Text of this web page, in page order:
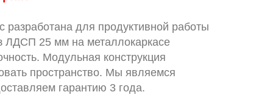
разработана для продуктивной работы
ЛДСП 25 мм на металлокаркасе
Модульная конструкция
пространство. Мы являемся
гарантию 3 года.